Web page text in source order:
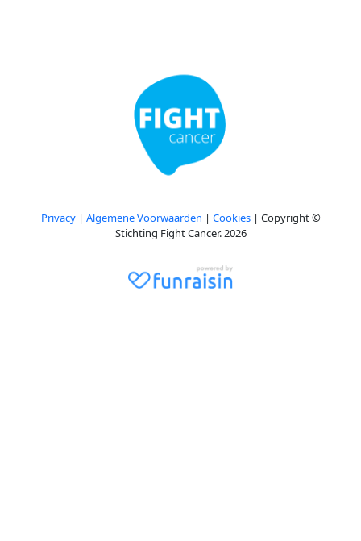
Privacy| Algemene Voorwaarden | Cookies| Copyright ©
Stichting Fight Cancer. 2026